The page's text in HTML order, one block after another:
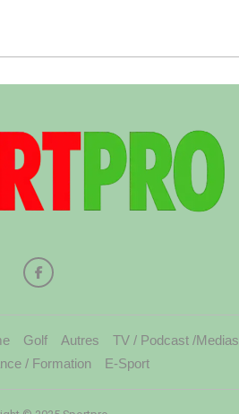
Golf Autres
TV / Podcast /Medias
/ Formation
E-Sport